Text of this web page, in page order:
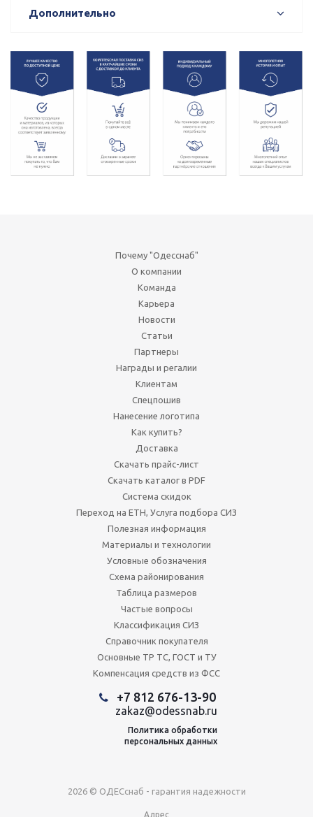
Дополнительно
Почему "Одесснаб"
О компании
Команда
Карьера
Новости
Статьи
Партнеры
Награды и регалии
Клиентам
Спецпошив
Нанесение логотипа
Как купить?
Доставка
Скачать прайс-лист
Скачать каталог в PDF
Система скидок
Переход на ЕТН, Услуга подбора СИЗ
Полезная информация
Материалы и технологии
Условные обозначения
Схема районирования
Таблица размеров
Частые вопросы
Классификация СИЗ
Справочник покупателя
Основные ТР ТС, ГОСТ и ТУ
Компенсация средств из ФСС
+7 812 676-13-90
zakaz@odessnab.ru
Политика обработки
персональных данных
2026 © ОДЕСснаб - гарантия надежности
Адрес